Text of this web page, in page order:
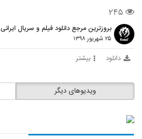
۲۴۵
بروزترین مرجع دانلود فیلم و سریال ایرانی
۲۵ شهریور ۱۳۹۸
دانلود بیشتر
ویدیوهای دیگر